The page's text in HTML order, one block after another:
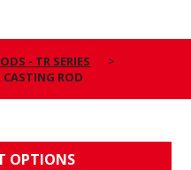
- TR SERIES
CASTING ROD
OPTIONS